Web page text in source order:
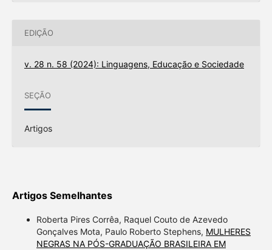
EDIÇÃO
v. 28 n. 58 (2024): Linguagens, Educação e Sociedade
SEÇÃO
Artigos
Artigos Semelhantes
Roberta Pires Corrêa, Raquel Couto de Azevedo
Gonçalves Mota, Paulo Roberto Stephens, MULHERES
NEGRAS NA PÓS-GRADUAÇÃO BRASILEIRA EM